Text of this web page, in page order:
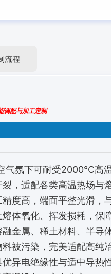
流程
调配与加工定制
气氛下可耐受2000℃高
，适配各类高温热场与
精度高，端面平整光滑，
体氧化、挥发损耗，保
融金属、稀土材料、半
被污染，完美适配高纯
优异电绝缘性与适中导